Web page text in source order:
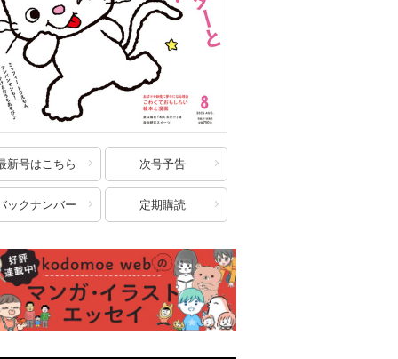
新号はこちら 次号予告
ックナンバー 定期購読